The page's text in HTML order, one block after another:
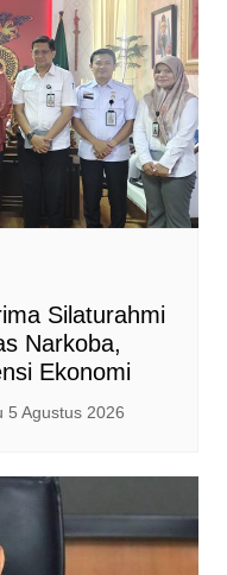
Silaturahmi
Narkoba,
Ekonomi
5 Agustus 2026